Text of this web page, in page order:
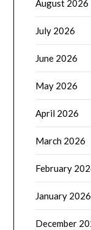
August 2026
July 2026
June 2026
May 2026
April 2026
March 2026
February
January 2026
December